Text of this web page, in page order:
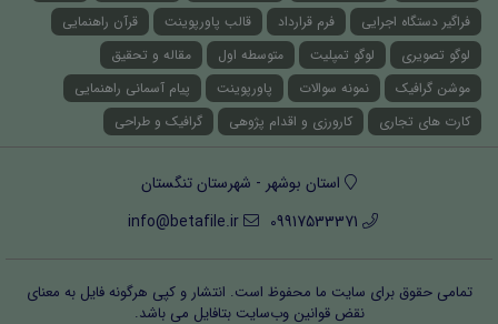
فراگیر دستگاه اجرایی
فرم قرارداد قالب پاورپوینت
قرآن راهنمایی
لوگو تصویری
لوگو تمپلیت متوسطه اول
مقاله و تحقیق
موشن گرافیک
نمونه سوالات پاورپوینت
پیام آسمانی راهنمایی
کارت های تجاری
کارورزی و اقدام پژوهی گرافیک و طراحی
استان بوشهر - شهرستان تنگستان
09917533371
info@betafile.ir
تمامی حقوق برای سایت ما محفوظ است. انتشار و کپی هرگونه فایل‌ به معنای
نقض قوانین وب‌سایت بتافایل می باشد.